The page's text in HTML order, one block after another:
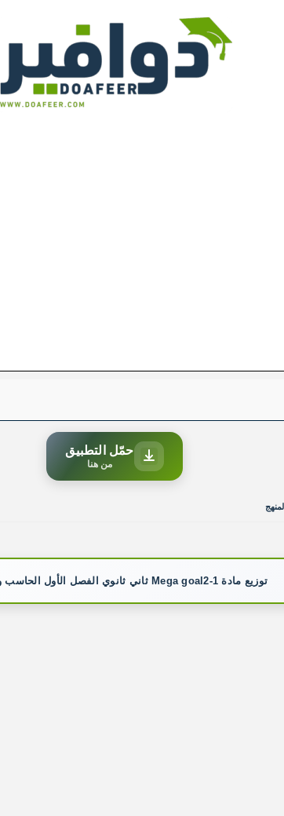
حمّل التطبيق
من هنا
توزيع مادة Mega goal2-1 ثاني ثانوي الفصل الأول الحاسب والهندسة